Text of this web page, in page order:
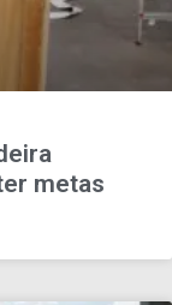
metas